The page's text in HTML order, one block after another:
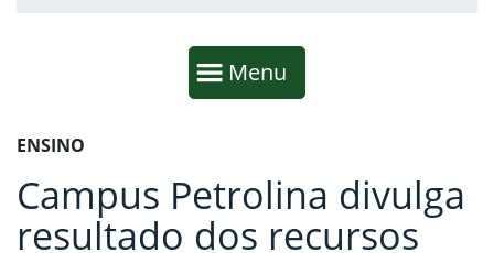
Mostrar
Menu
Fim da navegação
Início do conteúdo
ENSINO
Campus Petrolina divulga
resultado dos recursos